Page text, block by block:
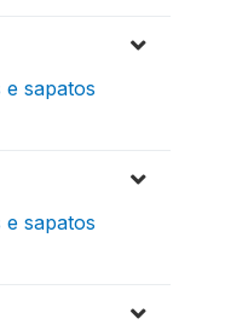
e sapatos
e sapatos